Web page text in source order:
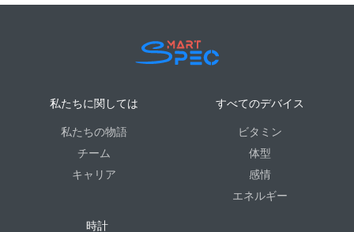
私たちに関しては
私たちの物語
チーム
キャリア
すべてのデバイス
ビタミン
体型
感情
エネルギー
時計